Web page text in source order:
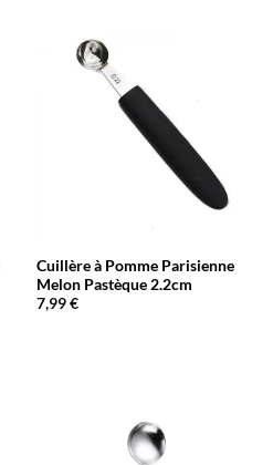
Cuillère à Pomme Parisienne
Melon Pastèque 2.2cm
7,99€